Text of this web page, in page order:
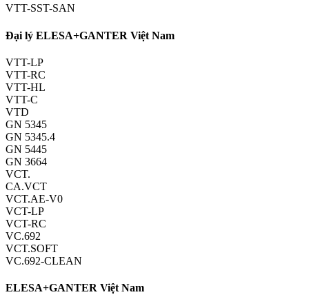
VTT-SST-SAN
Đại lý ELESA+GANTER Việt Nam
VTT-LP
VTT-RC
VTT-HL
VTT-C
VTD
GN 5345
GN 5345.4
GN 5445
GN 3664
VCT.
CA.VCT
VCT.AE-V0
VCT-LP
VCT-RC
VC.692
VCT.SOFT
VC.692-CLEAN
ELESA+GANTER Việt Nam